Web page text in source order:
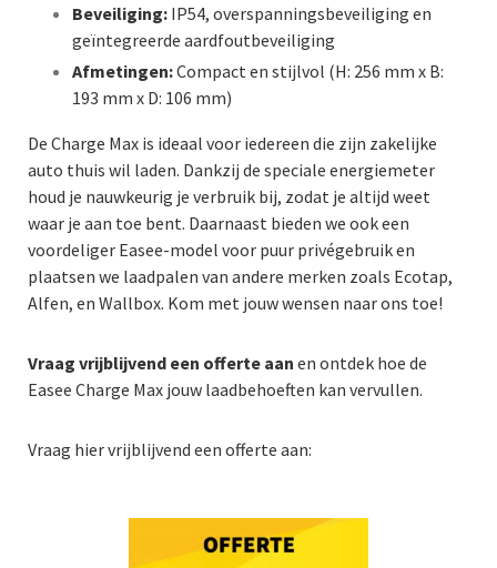
Beveiliging: IP54, overspanningsbeveiliging en
geïntegreerde aardfoutbeveiliging
Afmetingen:Compact en stijlvol (H: 256 mm x B:
193 mm x D: 106 mm)
De Charge Max is ideaal voor iedereen die zijn zakelijke
auto thuis wil laden. Dankzij de speciale energiemeter
houd je nauwkeurig je verbruik bij, zodat je altijd weet
waar je aan toe bent. Daarnaast bieden we ook een
voordeliger Easee-model voor puur privégebruik en
plaatsen we laadpalen van andere merken zoals Ecotap,
Alfen, en Wallbox. Kom met jouw wensen naar ons toe!
Vraag vrijblijvend een offerte aan en ontdek hoe de
Easee Charge Max jouw laadbehoeften kan vervullen.
Vraag hier vrijblijvend een offerte aan: